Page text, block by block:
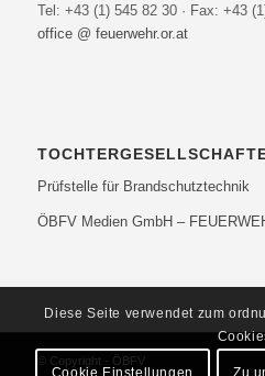
Tel: +43 (1) 545 82 30 · Fax: +43
office @ feuerwehr.or.at
Prüfstelle für Brandschutztechnik
ÖBFV Medien GmbH –
© Copyright - ÖBFV
Diese Seite verwendet zum
Cookie Einstellungen Zu